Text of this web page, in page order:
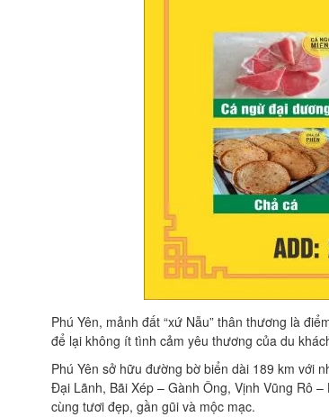
Phú Yên, mảnh đất “xứ Nẫu” thân thương là
để lại không ít tình cảm yêu thương của du
Phú Yên sở hữu đường bờ biển dài 189 km với
Đại Lãnh, Bãi Xép – Gành Ông, Vịnh Vũng Rô
cùng tươi đẹp, gần gũi và mộc mạc.